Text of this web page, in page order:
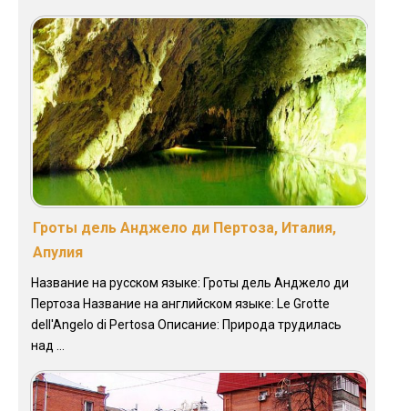
Гроты дель Анджело ди Пертоза, Италия,
Апулия
Название на русском языке: Гроты дель Анджело ди
Пертоза Название на английском языке: Le Grotte
dell'Angelo di Pertosa Описание: Природа трудилась
над ...